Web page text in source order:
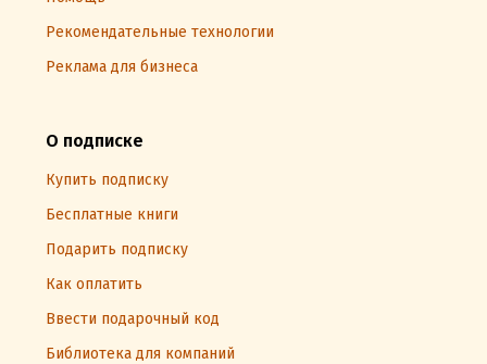
Рекомендательные технологии
Реклама для бизнеса
О подписке
Купить подписку
Бесплатные книги
Подарить подписку
Как оплатить
Ввести подарочный код
Библиотека для компаний